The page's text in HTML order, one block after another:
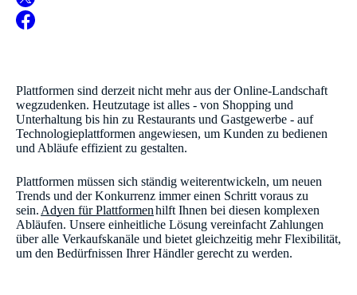
Plattformen sind derzeit nicht mehr aus der Online-Landschaft
wegzudenken. Heutzutage ist alles - von Shopping und
Unterhaltung bis hin zu Restaurants und Gastgewerbe - auf
Technologieplattformen angewiesen, um Kunden zu bedienen
und Abläufe effizient zu gestalten.
Plattformen müssen sich ständig weiterentwickeln, um neuen
Trends und der Konkurrenz immer einen Schritt voraus zu
sein. Adyen für Plattformenhilft Ihnen bei diesen komplexen
Abläufen. Unsere einheitliche Lösung vereinfacht Zahlungen
über alle Verkaufskanäle und bietet gleichzeitig mehr Flexibilität,
um den Bedürfnissen Ihrer Händler gerecht zu werden.